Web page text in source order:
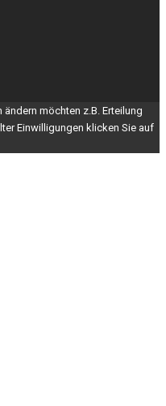
möchten z.B. Erteilung
Einwilligungen klicken Sie auf